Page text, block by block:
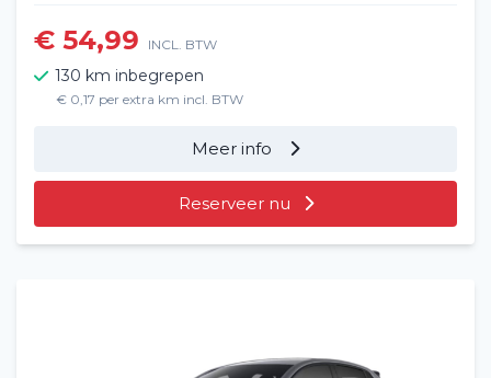
€ 54,99 INCL. BTW
130 km inbegrepen
€ 0,17 per extra km incl. BTW
Meer info
Reserveer nu